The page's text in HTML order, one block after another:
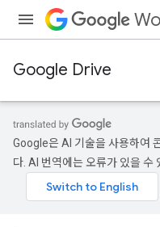
Google Drive
Google은 AI 기술을 사용하여
다. AI 번역에는 오류가 있을 수